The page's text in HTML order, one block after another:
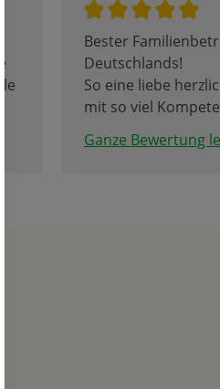
Bester
Deutschlands!
So eine liebe
mit so viel
Liebe Grüße aus
Ganze Bewertung